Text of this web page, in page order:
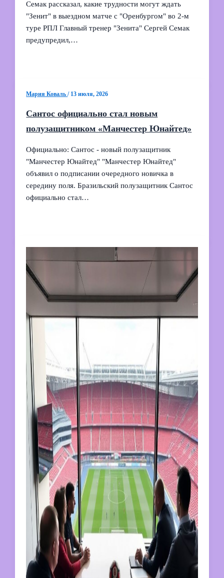
Семак рассказал, какие трудности могут ждать
"Зенит" в выездном матче с "Оренбургом" во 2-м
туре РПЛ Главный тренер "Зенита" Сергей Семак
предупредил,…
Мария Коваль/ 13 июля, 2026
Сантос официально стал новым
полузащитником «Манчестер Юнайтед»
Официально: Сантос - новый полузащитник
"Манчестер Юнайтед" "Манчестер Юнайтед"
объявил о подписании очередного новичка в
середину поля. Бразильский полузащитник Сантос
официально стал…